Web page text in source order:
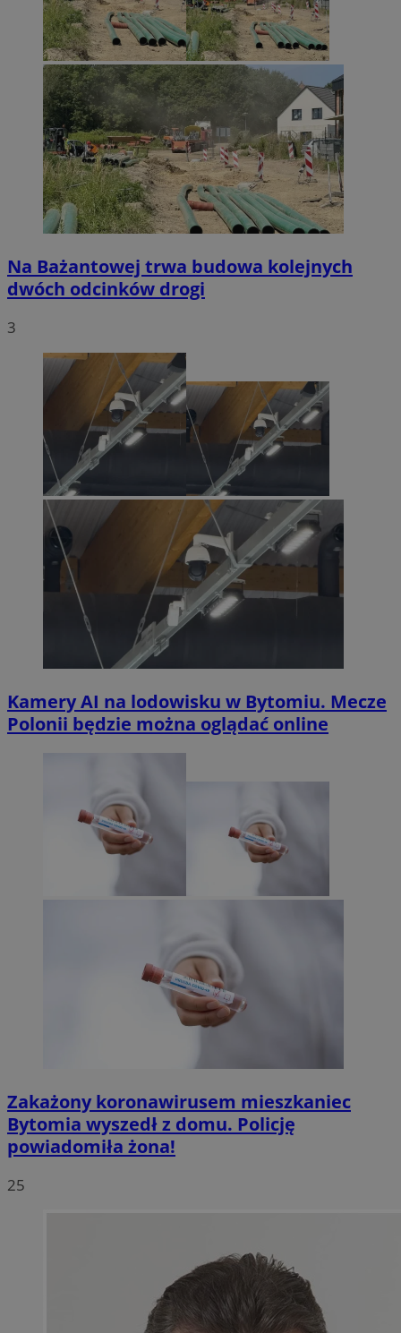
Na Bażantowej trwa budowa kolejnych
dwóch odcinków drogi
3
Kamery AI na lodowisku w Bytomiu. Mecze
Polonii będzie można oglądać online
Zakażony koronawirusem mieszkaniec
Bytomia wyszedł z domu. Policję
powiadomiła żona!
25